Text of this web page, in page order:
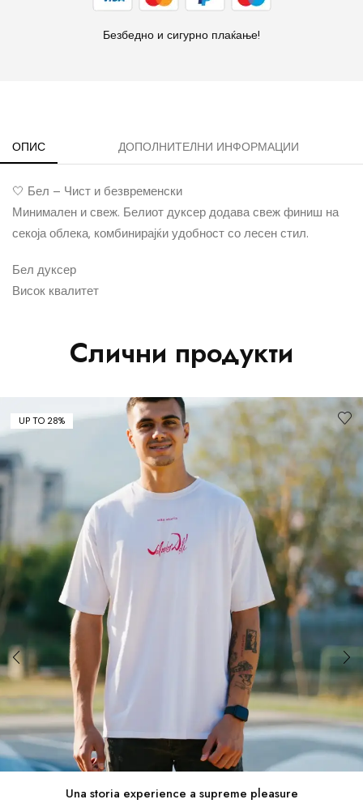
Безбедно и сигурно плаќање!
ОПИС ДОПОЛНИТЕЛНИ ИНФОРМАЦИИ
🤍 Бел – Чист и безвременски
Минимален и свеж. Белиот дуксер додава свеж финиш на
секоја облека, комбинирајќи удобност со лесен стил.
Бел дуксер
Висок квалитет
Слични продукти
UP TO 28%
Una storia experience a supreme pleasure